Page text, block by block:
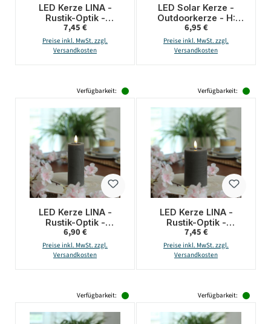
LED Kerze LINA -
Rustik-Optik -
Echtwachs - 3D
Flamme - H: 11cm - D:
7cm - Batterie - Timer
Regulärer Preis:
7,45 €
Preise inkl. MwSt. zzgl.
Versandkosten
LED Solar Kerze -
Outdoorkerze - H:
17,5cm, D: 7cm -
Dämmerungssensor -
für Außen - weiß
Regulärer Preis:
6,95 €
Preise inkl. MwSt. zzgl.
Versandkosten
Verfügbarkeit:
LED Kerze LINA -
Rustik-Optik -
Echtwachs - H: 12,5cm
- D: 5cm - Batterie -
Timer - grau
Regulärer Preis:
6,90 €
Preise inkl. MwSt. zzgl.
Versandkosten
Verfügbarkeit:
LED Kerze LINA -
Rustik-Optik -
Echtwachs - 3D
Flamme - H: 11cm - D:
7cm - Batterie - Timer
Regulärer Preis:
7,45 €
Preise inkl. MwSt. zzgl.
Versandkosten
Verfügbarkeit: Verfügbarkeit: